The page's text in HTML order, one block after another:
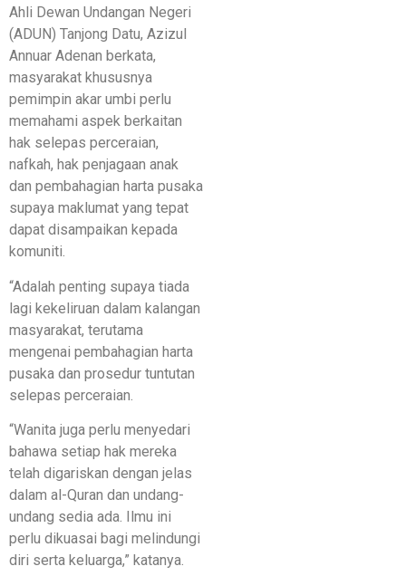
Ahli Dewan Undangan Negeri
(ADUN) Tanjong Datu, Azizul
Annuar Adenan berkata,
masyarakat khususnya
pemimpin akar umbi perlu
memahami aspek berkaitan
hak selepas perceraian,
nafkah, hak penjagaan anak
dan pembahagian harta pusaka
supaya maklumat yang tepat
dapat disampaikan kepada
komuniti.
“Adalah penting supaya tiada
lagi kekeliruan dalam kalangan
masyarakat, terutama
mengenai pembahagian harta
pusaka dan prosedur tuntutan
selepas perceraian.
“Wanita juga perlu menyedari
bahawa setiap hak mereka
telah digariskan dengan jelas
dalam al-Quran dan undang-
undang sedia ada. Ilmu ini
perlu dikuasai bagi melindungi
diri serta keluarga,” katanya.